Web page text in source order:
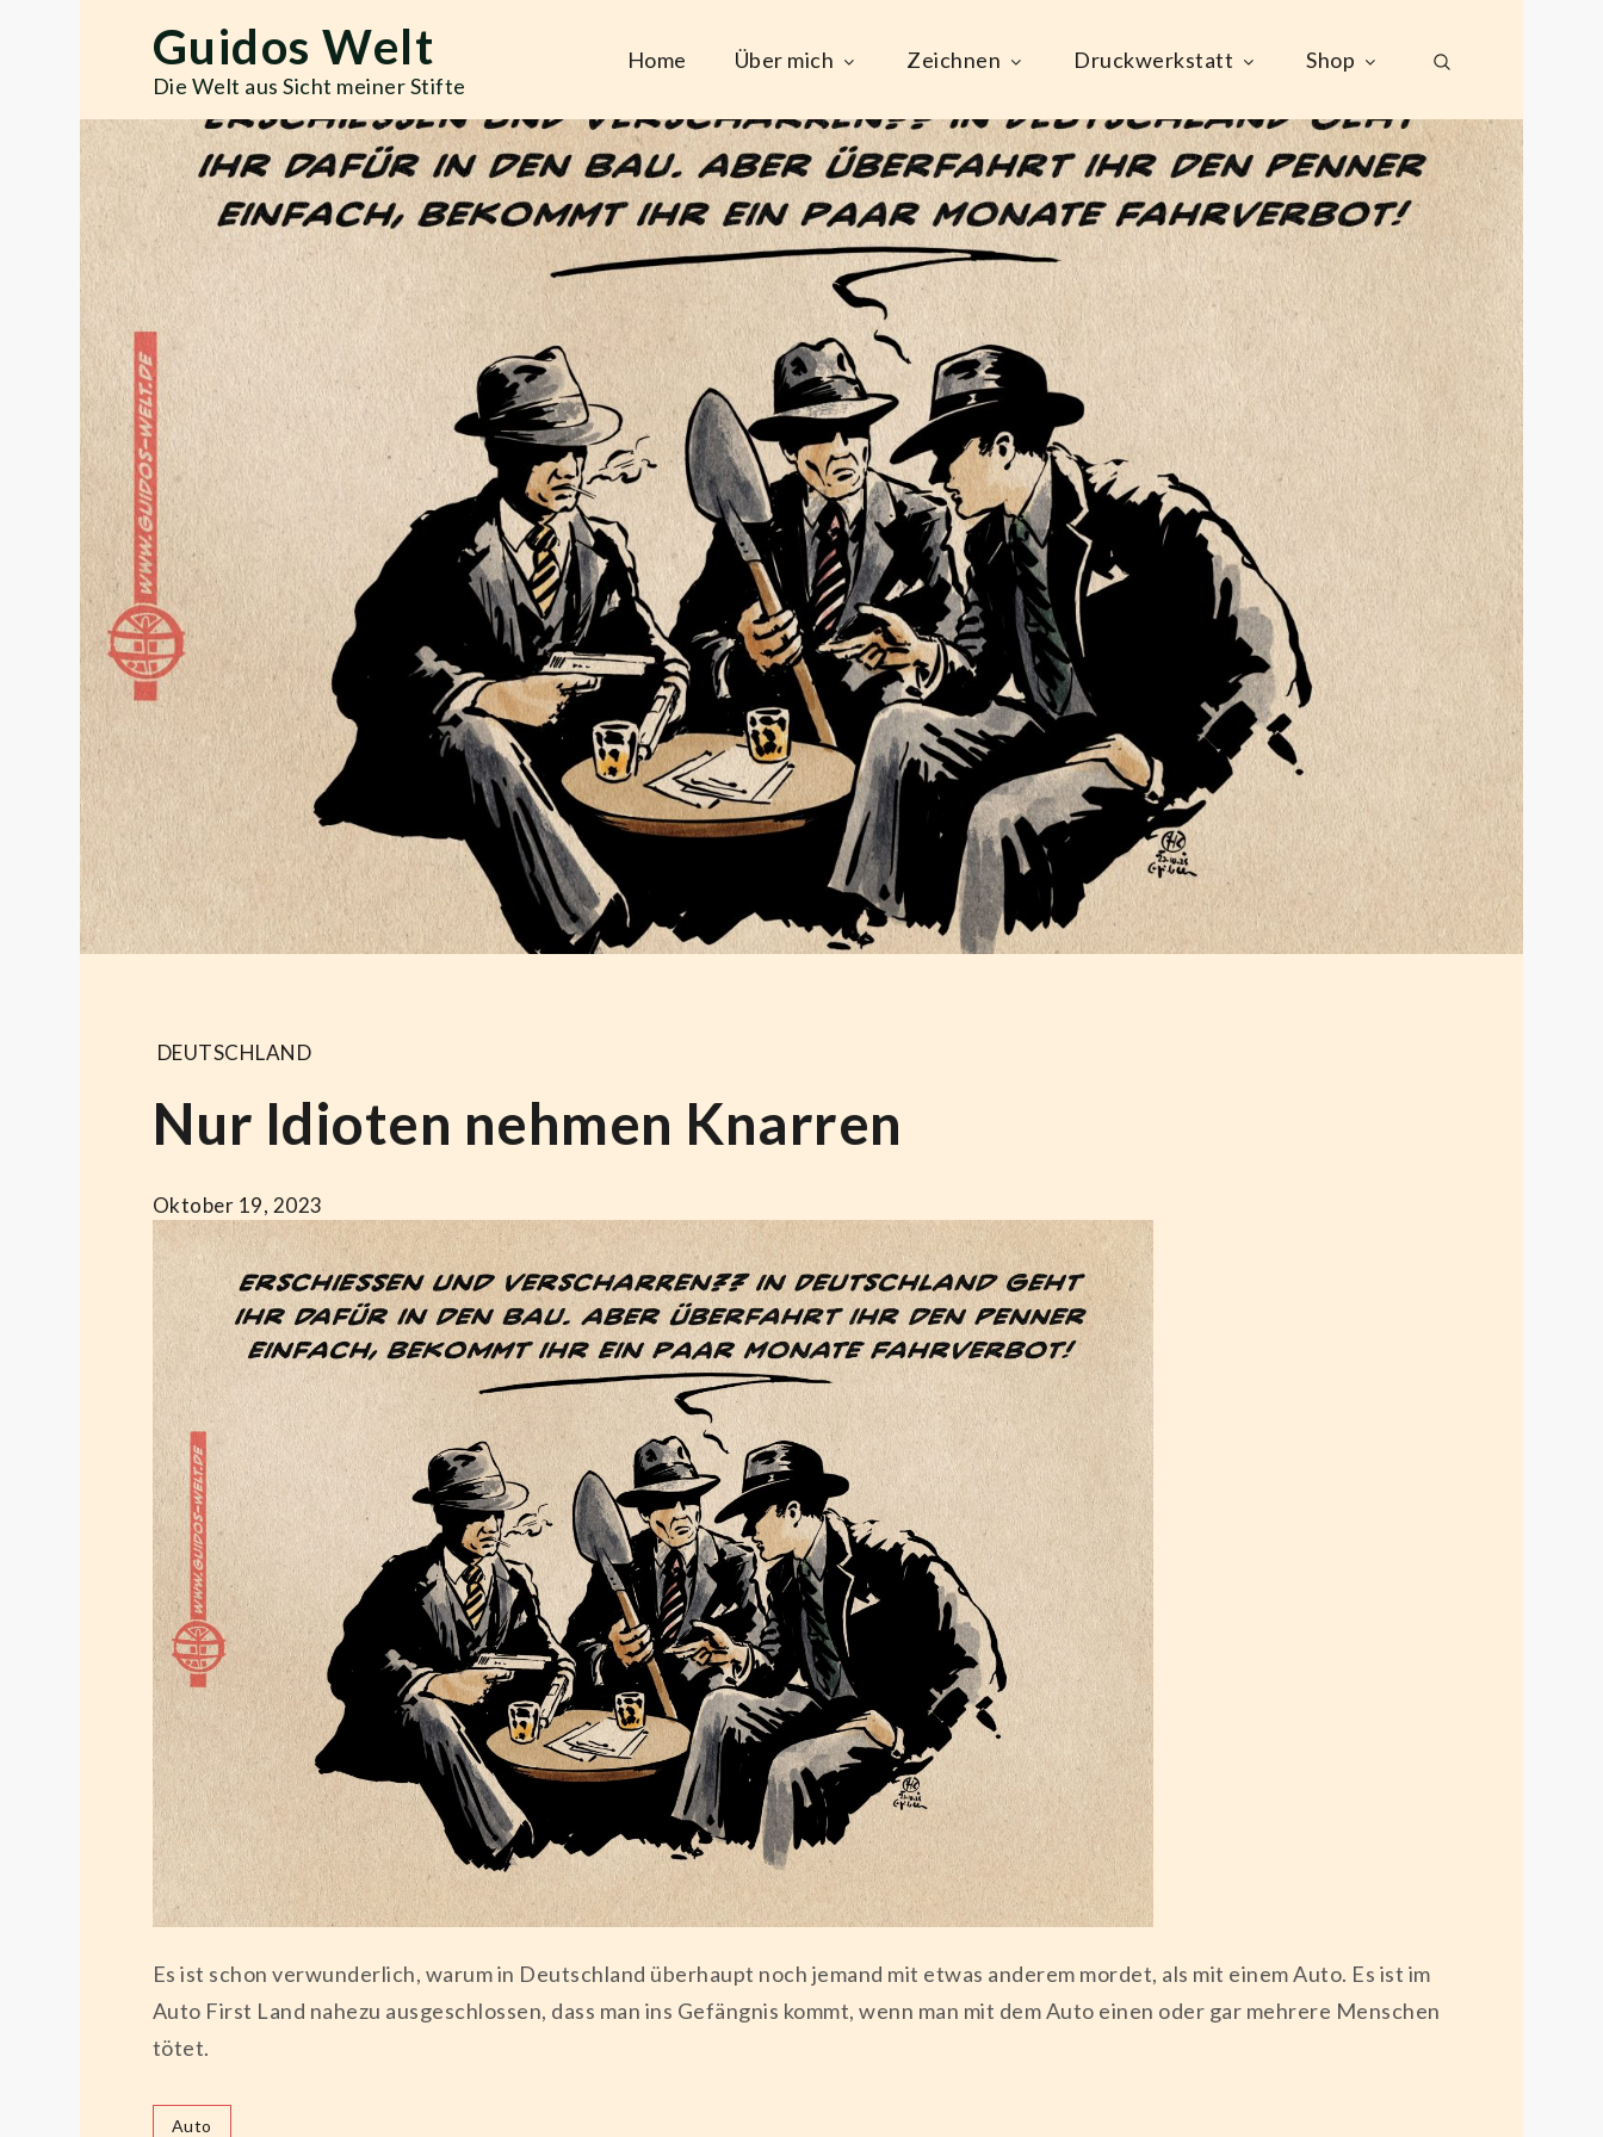
Guidos Welt
Die Welt aus Sicht meiner Stifte
Home Über mich Zeichnen Druckwerkstatt Shop
DEUTSCHLAND
Nur Idioten nehmen Knarren
Oktober 19, 2023
Es ist schon verwunderlich, warum in Deutschland überhaupt noch jemand mit etwas anderem mordet, als mit einem Auto. Es ist im
Auto First Land nahezu ausgeschlossen, dass man ins Gefängnis kommt, wenn man mit dem Auto einen oder gar mehrere Menschen
tötet.
Auto